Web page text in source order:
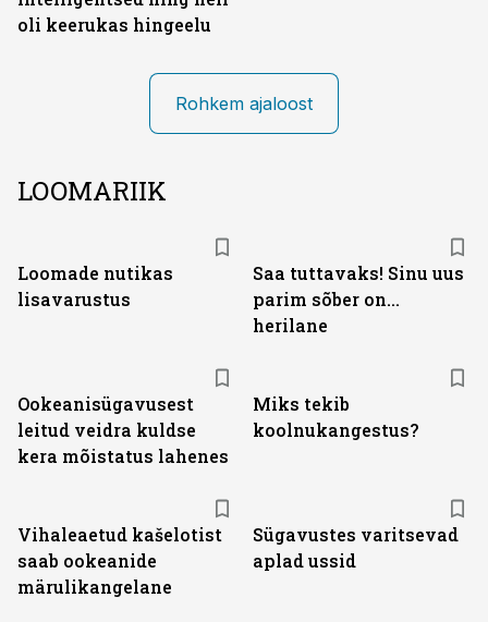
oli keerukas hingeelu
Rohkem ajaloost
LOOMARIIK
Loomade nutikas
lisavarustus
Saa tuttavaks! Sinu uus
parim sõber on...
herilane
Ookeanisügavusest
leitud veidra kuldse
kera mõistatus lahenes
Miks tekib
koolnukangestus?
Vihaleaetud kašelotist
saab ookeanide
märulikangelane
Sügavustes varitsevad
aplad ussid